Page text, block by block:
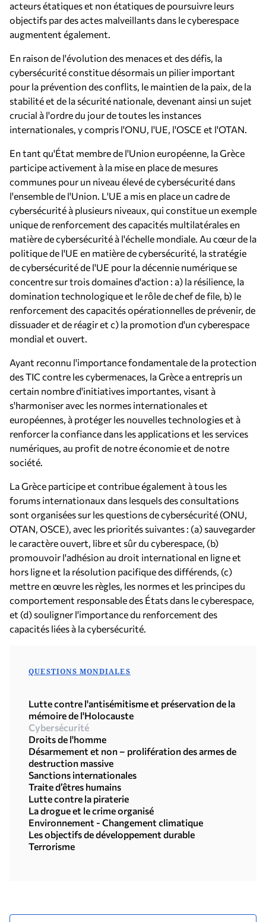
acteurs étatiques et non étatiques de poursuivre leurs
objectifs par des actes malveillants dans le cyberespace
augmentent également.
En raison de l'évolution des menaces et des défis, la
cybersécurité constitue désormais un pilier important
pour la prévention des conflits, le maintien de la paix, de la
stabilité et de la sécurité nationale, devenant ainsi un sujet
crucial à l'ordre du jour de toutes les instances
internationales, y compris l'ONU, l'UE, l'OSCE et l'OTAN.
En tant qu'État membre de l'Union européenne, la Grèce
participe activement à la mise en place de mesures
communes pour un niveau élevé de cybersécurité dans
l'ensemble de l'Union. L'UE a mis en place un cadre de
cybersécurité à plusieurs niveaux, qui constitue un exemple
unique de renforcement des capacités multilatérales en
matière de cybersécurité à l'échelle mondiale. Au cœur de la
politique de l'UE en matière de cybersécurité, la stratégie
de cybersécurité de l'UE pour la décennie numérique se
concentre sur trois domaines d'action : a) la résilience, la
domination technologique et le rôle de chef de file, b) le
renforcement des capacités opérationnelles de prévenir, de
dissuader et de réagir et c) la promotion d'un cyberespace
mondial et ouvert.
Ayant reconnu l'importance fondamentale de la protection
des TIC contre les cybermenaces, la Grèce a entrepris un
certain nombre d'initiatives importantes, visant à
s'harmoniser avec les normes internationales et
européennes, à protéger les nouvelles technologies et à
renforcer la confiance dans les applications et les services
numériques, au profit de notre économie et de notre
société.
La Grèce participe et contribue également à tous les
forums internationaux dans lesquels des consultations
sont organisées sur les questions de cybersécurité (ONU,
OTAN, OSCE), avec les priorités suivantes : (a) sauvegarder
le caractère ouvert, libre et sûr du cyberespace, (b)
promouvoir l'adhésion au droit international en ligne et
hors ligne et la résolution pacifique des différends, (c)
mettre en œuvre les règles, les normes et les principes du
comportement responsable des États dans le cyberespace,
et (d) souligner l'importance du renforcement des
capacités liées à la cybersécurité.
QUESTIONS MONDIALES
Lutte contre l'antisémitisme et préservation de la
mémoire de l'Holocauste
Cybersécurité
Droits de l'homme
Désarmement et non – prolifération des armes de
destruction massive
Sanctions internationales
Traite d’êtres humains
Lutte contre la piraterie
La drogue et le crime organisé
Environnement - Changement climatique
Les objectifs de développement durable
Terrorisme